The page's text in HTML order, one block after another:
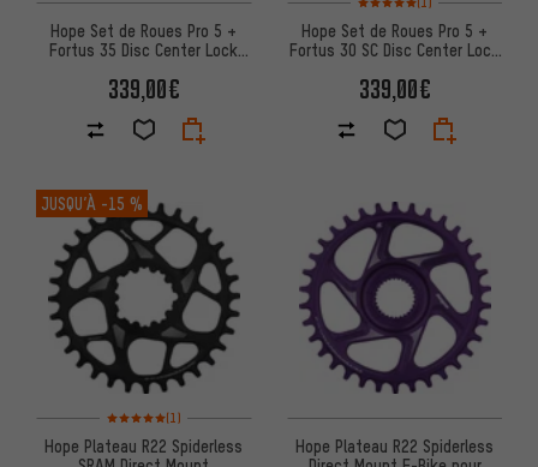
Hope Set de Roues Pro 5 +
Fortus 35 Disc Center Lock
339,00€
Hope Set de Roues Pro 5 +
Fortus 30 SC Disc Center Lock
339,00€
JUSQU’À -15 %
Note moyenne : 5 sur 5 d'après 1 avis
(1)
Hope Plateau R22 Spiderless
Hope Plateau R22 Spiderless